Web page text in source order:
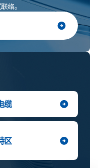
络。
缆
区